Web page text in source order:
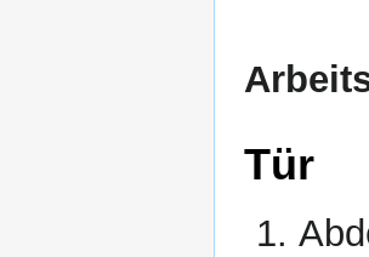
Tür